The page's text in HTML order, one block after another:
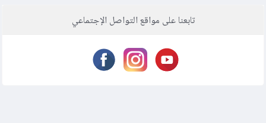
تابعنا على مواقع التواصل الإجتماعي